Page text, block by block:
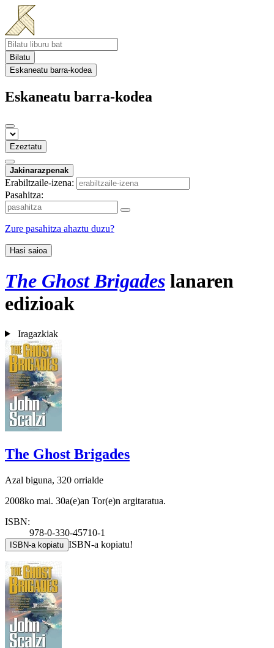
Bilatu
Eskaneatu barra-kodea
Eskaneatu barra-kodea
Ezeztatu
Jakinarazpenak
Erabiltzaile-izena:
Pasahitza:
Zure pasahitza ahaztu duzu?
Hasi saioa
The Ghost Brigades lanaren
edizioak
Iragazkiak
The Ghost Brigades
Azal biguna, 320 orrialde
2008ko mai. 30a(e)an Tor(e)n argitaratua.
ISBN:
978-0-330-45710-1
ISBN-a kopiatu ISBN-a kopiatu!